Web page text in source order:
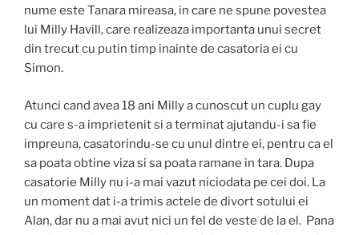
nume este Tanara mireasa, in care ne spune povestea
lui Milly Havill, care realizeaza importanta unui secret
din trecut cu putin timp inainte de casatoria ei cu
Simon.
Atunci cand avea 18 ani Milly a cunoscut un cuplu gay
cu care s-a imprietenit si a terminat ajutandu-i sa fie
impreuna, casatorindu-se cu unul dintre ei, pentru ca el
sa poata obtine viza si sa poata ramane in tara. Dupa
casatorie Milly nu i-a mai vazut niciodata pe cei doi. La
un moment dat i-a trimis actele de divort sotului ei
Alan, dar nu a mai avut nici un fel de veste de la el. Pana